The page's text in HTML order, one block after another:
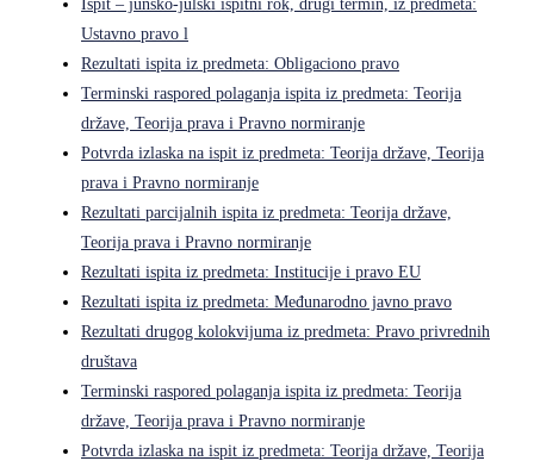
Ispit – junsko-julski ispitni rok, drugi termin, iz predmeta:
Ustavno pravo l
Rezultati ispita iz predmeta: Obligaciono pravo
Terminski raspored polaganja ispita iz predmeta: Teorija
države, Teorija prava i Pravno normiranje
Potvrda izlaska na ispit iz predmeta: Teorija države, Teorija
prava i Pravno normiranje
Rezultati parcijalnih ispita iz predmeta: Teorija države,
Teorija prava i Pravno normiranje
Rezultati ispita iz predmeta: Institucije i pravo EU
Rezultati ispita iz predmeta: Međunarodno javno pravo
Rezultati drugog kolokvijuma iz predmeta: Pravo privrednih
društava
Terminski raspored polaganja ispita iz predmeta: Teorija
države, Teorija prava i Pravno normiranje
Potvrda izlaska na ispit iz predmeta: Teorija države, Teorija